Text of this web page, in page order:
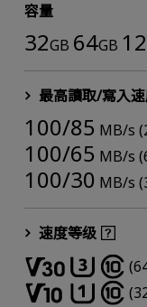
容量
32GB 64GB
最高讀取/寫入
100/85 MB/s
100/65 MB/s
100/30 MB/s
速度等级